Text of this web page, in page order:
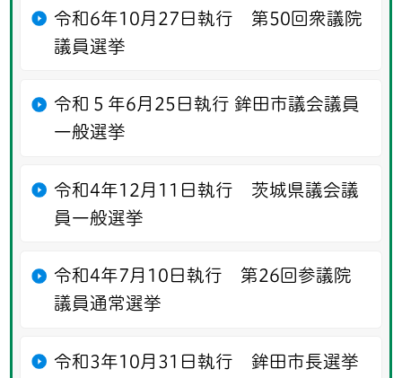
令和6年10月27日執行 第50回衆議院
議員選挙
令和５年6月25日執行 鉾田市議会議員
一般選挙
令和4年12月11日執行 茨城県議会議
員一般選挙
令和4年7月10日執行 第26回参議院
議員通常選挙
令和3年10月31日執行 鉾田市長選挙